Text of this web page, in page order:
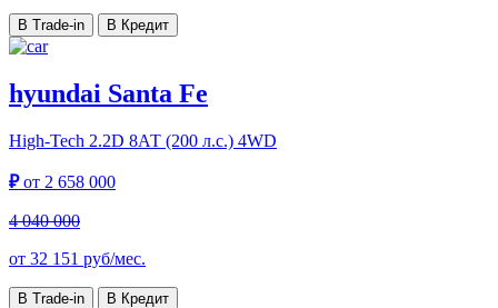
В Trade-in В Кредит
hyundai Santa Fe
High-Tech 2.2D 8АТ (200 л.с.) 4WD
₽от 2 658 000
4 040 000
от 32 151 руб/мес.
В Trade-in В Кредит